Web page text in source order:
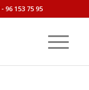
96 153 75 95